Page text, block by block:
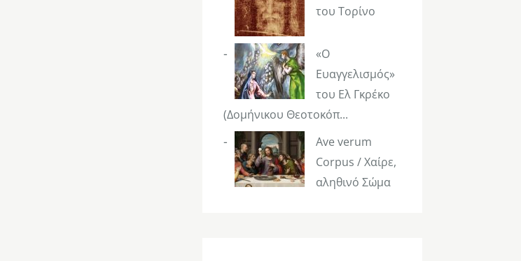
του Τορίνο
«Ο
Ευαγγελισμός»
του Ελ Γκρέκο
(Δομήνικου Θεοτοκόπ...
Ave verum
Corpus / Χαίρε,
αληθινό Σώμα